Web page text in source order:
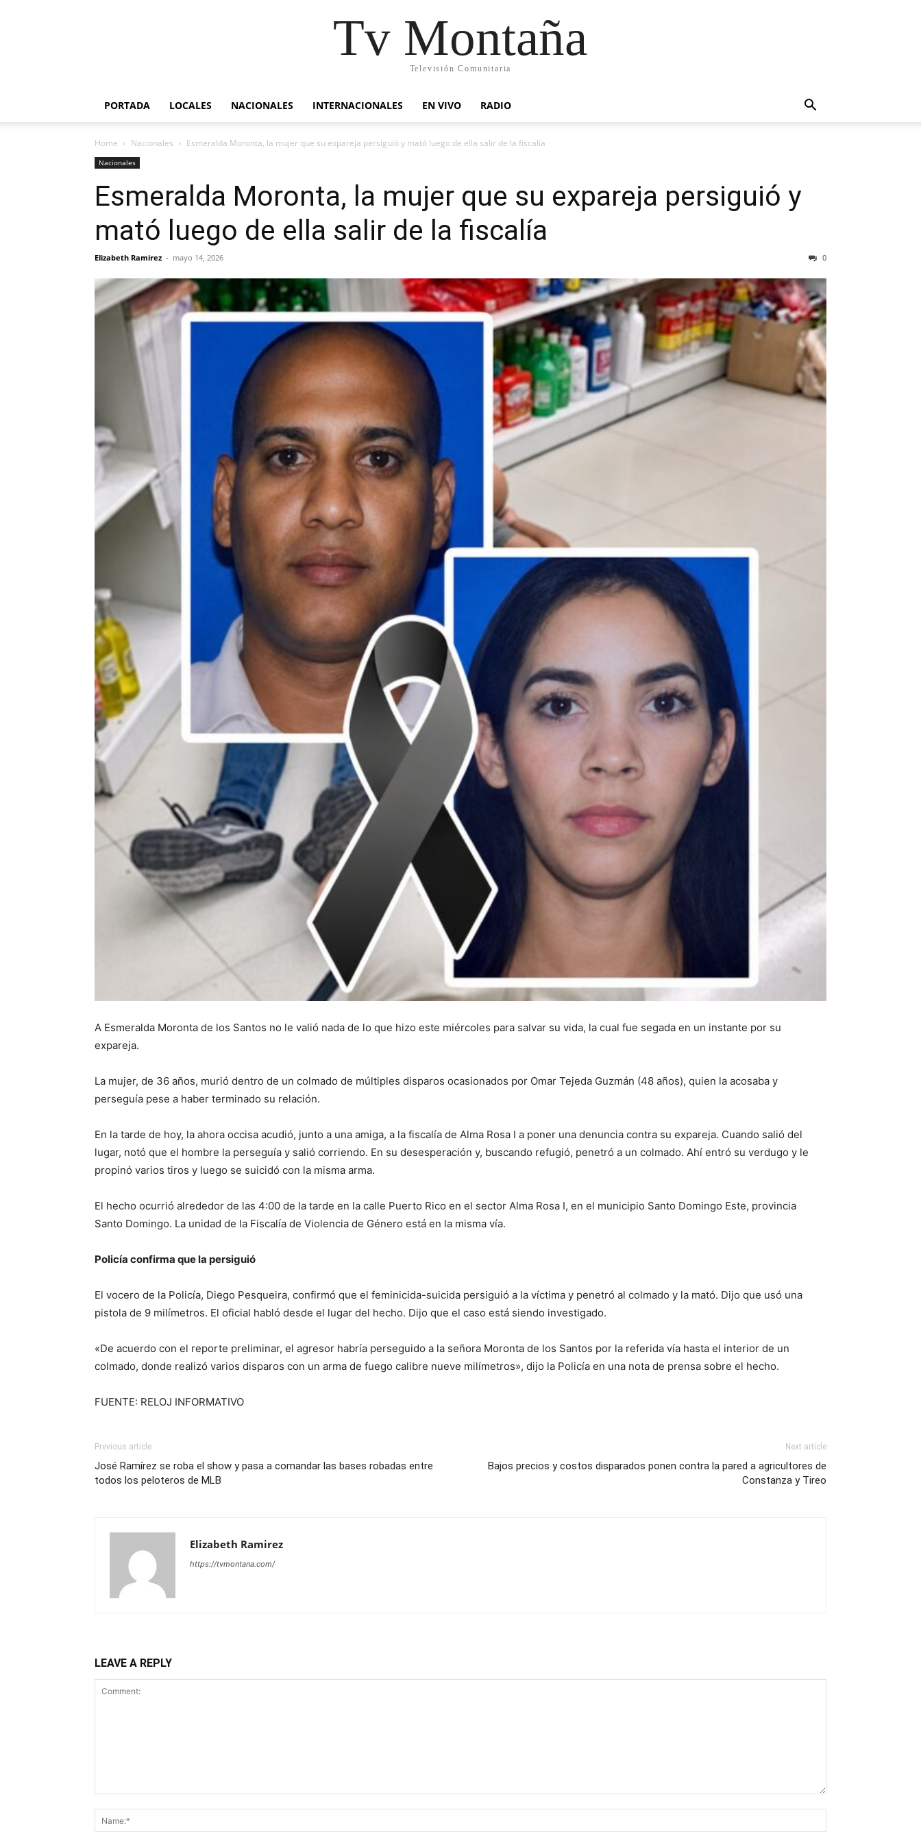
Tv Montaña
Televisión Comunitaria
PORTADA LOCALES NACIONALES INTERNACIONALES EN VIVO RADIO
Home Nacionales Esmeralda Moronta, la mujer que su expareja persiguió y mató luego de ella salir de la fiscalía
Nacionales
Esmeralda Moronta, la mujer que su expareja persiguió y
mató luego de ella salir de la fiscalía
Elizabeth Ramirez - mayo 14, 2026 0
A Esmeralda Moronta de los Santos no le valió nada de lo que hizo este miércoles para salvar su vida, la cual fue segada en un instante por su
expareja.
La mujer, de 36 años, murió dentro de un colmado de múltiples disparos ocasionados por Omar Tejeda Guzmán (48 años), quien la acosaba y
perseguía pese a haber terminado su relación.
En la tarde de hoy, la ahora occisa acudió, junto a una amiga, a la fiscalía de Alma Rosa I a poner una denuncia contra su expareja. Cuando salió del
lugar, notó que el hombre la perseguía y salió corriendo. En su desesperación y, buscando refugió, penetró a un colmado. Ahí entró su verdugo y le
propinó varios tiros y luego se suicidó con la misma arma.
El hecho ocurrió alrededor de las 4:00 de la tarde en la calle Puerto Rico en el sector Alma Rosa I, en el municipio Santo Domingo Este, provincia
Santo Domingo. La unidad de la Fiscalía de Violencia de Género está en la misma vía.
Policía confirma que la persiguió
El vocero de la Policía, Diego Pesqueira, confirmó que el feminicida-suicida persiguió a la víctima y penetró al colmado y la mató. Dijo que usó una
pistola de 9 milímetros. El oficial habló desde el lugar del hecho. Dijo que el caso está siendo investigado.
«De acuerdo con el reporte preliminar, el agresor habría perseguido a la señora Moronta de los Santos por la referida vía hasta el interior de un
colmado, donde realizó varios disparos con un arma de fuego calibre nueve milímetros», dijo la Policía en una nota de prensa sobre el hecho.
FUENTE: RELOJ INFORMATIVO
Previous article
José Ramírez se roba el show y pasa a comandar las bases robadas entre
todos los peloteros de MLB
Next article
Bajos precios y costos disparados ponen contra la pared a agricultores de
Constanza y Tireo
Elizabeth Ramirez
https://tvmontana.com/
LEAVE A REPLY